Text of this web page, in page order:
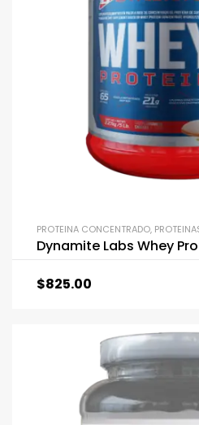
PROTEINA CONCENTRADO,
Dynamite Labs Whey
$825.00